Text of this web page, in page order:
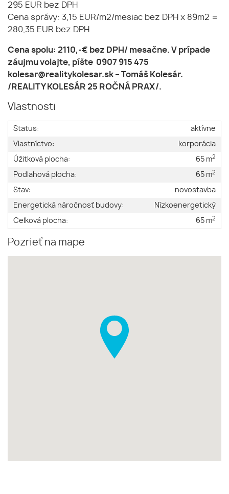
295 EUR bez DPH
Cena správy: 3,15 EUR/m2/mesiac bez DPH x 89m2 =
280,35 EUR bez DPH
Cena spolu: 2110,-€ bez DPH/ mesačne. V prípade
záujmu volajte, píšte 0907 915 475
kolesar@realitykolesar.sk – Tomáš Kolesár.
/REALITY KOLESÁR 25 ROČNÁ PRAX/.
Vlastnosti
Status:
aktívne
Vlastníctvo:
korporácia
Úžitková plocha:
65 m2
Podlahová plocha: 65 m2
Stav:
novostavba
Energetická náročnosť budovy:
Nízkoenergetický
Celková plocha:
65 m2
Pozrieť na mape